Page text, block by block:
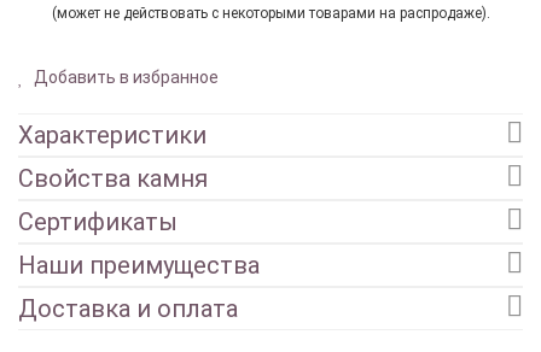
(может не действовать с некоторыми товарами на распродаже).
Добавить в избранное
Характеристики
Свойства камня
Сертификаты
Наши преимущества
Доставка и оплата